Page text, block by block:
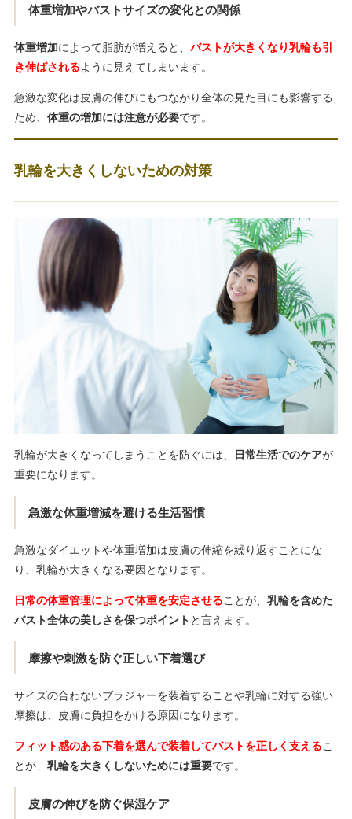
体重増加やバストサイズの変化との関係
体重増加によって脂肪が増えると、 バストが大きくなり乳輪も引
き伸ばされるように見えてしまいます。
急激な変化は皮膚の伸びにもつながり全体の見た目にも影響する
ため、 体重の増加には注意が必要です。
乳輪を大きくしないための対策
乳輪が大きくなってしまうことを防ぐには、 日常生活でのケアが
重要になります。
急激な体重増減を避ける生活習慣
急激なダイエットや体重増加は皮膚の伸縮を繰り返すことにな
り、乳輪が大きくなる要因となります。
日常の体重管理によって体重を安定させることが、 乳輪を含めた
バスト全体の美しさを保つポイント と言えます。
摩擦や刺激を防ぐ正しい下着選び
サイズの合わないブラジャーを装着することや乳輪に対する強い
摩擦は、皮膚に負担をかける原因になります。
フィット感のある下着を選んで装着してバストを正しく支えるこ
とが、 乳輪を大きくしないためには重要です。
皮膚の伸びを防ぐ保湿ケア